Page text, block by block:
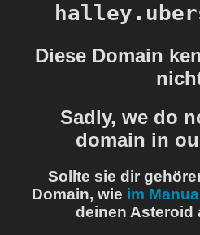
Diese Domain
Sadly, we do
domain in
Sollte sie dir
Domain, wie im
deinen Asteroid